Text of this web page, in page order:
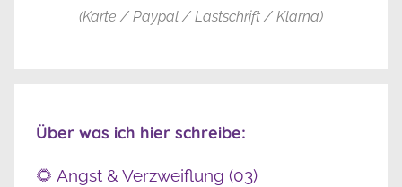
(Karte / Paypal / Lastschrift / Klarna)
Über was ich hier schreibe:
🌻 Angst & Verzweiflung (03)